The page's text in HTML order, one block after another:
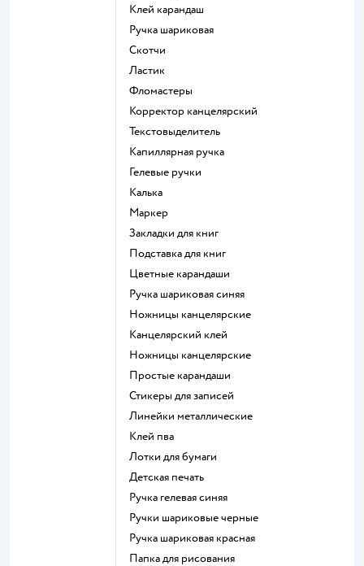
Клей карандаш
Ручка шариковая
Скотчи
Ластик
Фломастеры
Корректор канцелярский
Текстовыделитель
Капиллярная ручка
Гелевые ручки
Калька
Маркер
Закладки для книг
Подставка для книг
Цветные карандаши
Ручка шариковая синяя
Ножницы канцелярские
Канцелярский клей
Ножницы канцелярские
Простые карандаши
Стикеры для записей
Линейки металлические
Клей пва
Лотки для бумаги
Детская печать
Ручка гелевая синяя
Ручки шариковые черные
Ручка шариковая красная
Папка для рисования